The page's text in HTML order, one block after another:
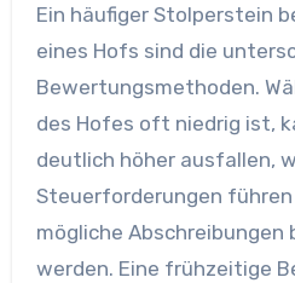
Ein häufiger Stolperstein
eines Hofs sind die
Bewertungsmethoden.
des Hofes oft niedrig ist,
deutlich höher ausfallen,
Steuerforderungen
mögliche
werden. Eine frühzeitige